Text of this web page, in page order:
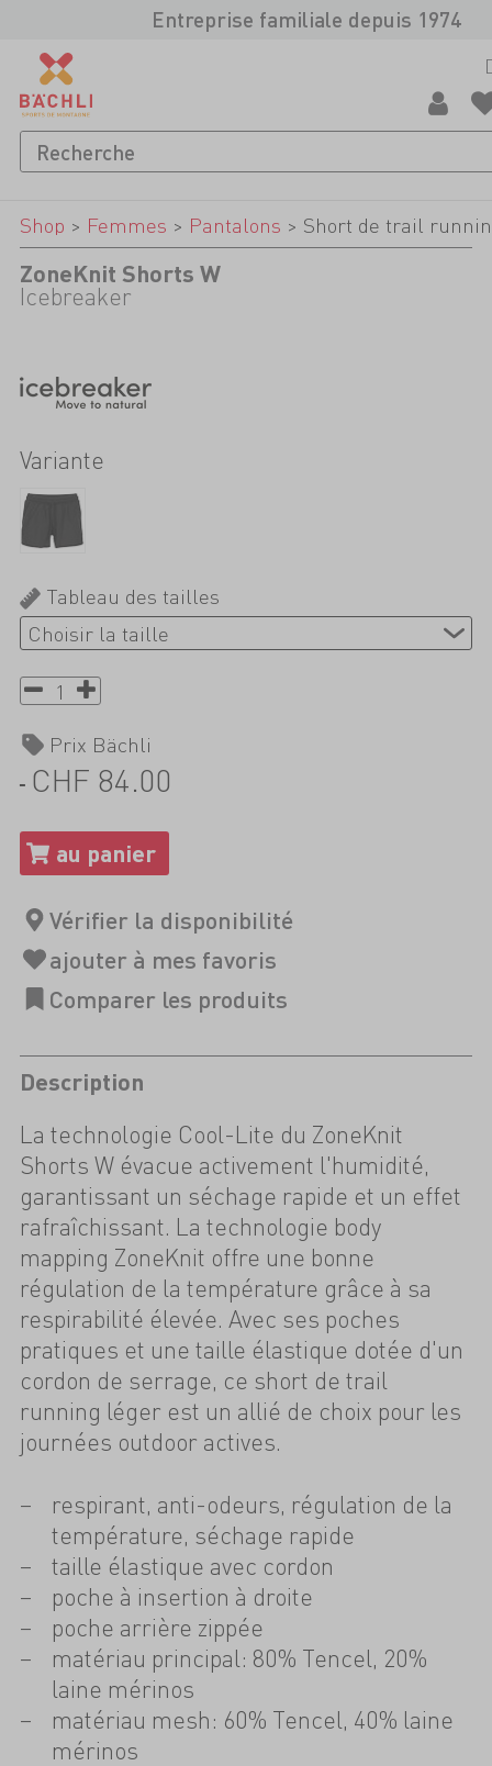
Entreprise familiale depuis 1974
Shop > Femmes > Pantalons > Short de trail
ZoneKnit Shorts W
Icebreaker
Variante
Tableau des tailles
Prix Bächli
CHF 84.00
Description
La technologie Cool-Lite du ZoneKnit
Shorts W évacue activement l'humidité,
garantissant un séchage rapide et un effet
rafraîchissant. La technologie body
mapping ZoneKnit offre une bonne
régulation de la température grâce à sa
respirabilité élevée. Avec ses poches
pratiques et une taille élastique dotée d'un
cordon de serrage, ce short de trail
running léger est un allié de choix pour les
journées outdoor actives.
respirant, anti-odeurs, régulation de la
température, séchage rapide
taille élastique avec cordon
poche à insertion à droite
poche arrière zippée
matériau principal: 80% Tencel, 20%
laine mérinos
matériau mesh: 60% Tencel, 40% laine
mérinos